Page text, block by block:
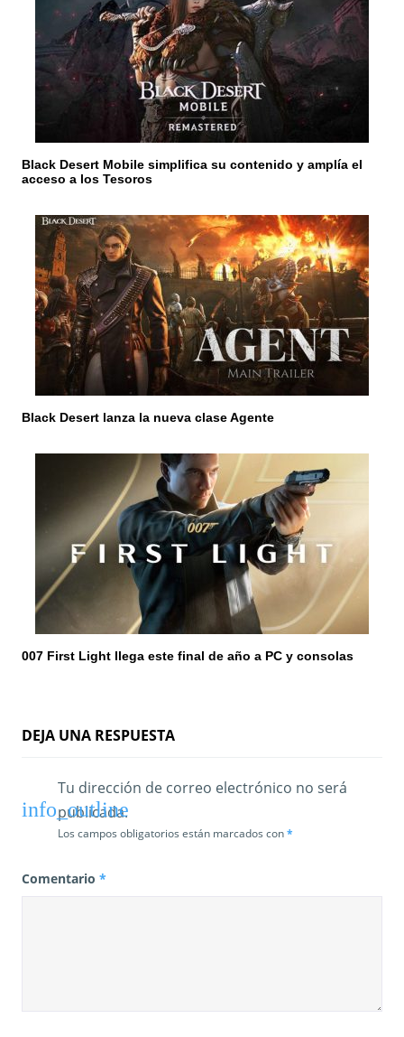
e
e
r
d
a
s
Black Desert Mobile simplifica su contenido y amplía el
acceso a los Tesoros
Black Desert lanza la nueva clase Agente
007 First Light llega este final de año a PC y consolas
DEJA UNA RESPUESTA
Tu dirección de correo electrónico no será
publicada.
Los campos obligatorios están marcados con*
Comentario *